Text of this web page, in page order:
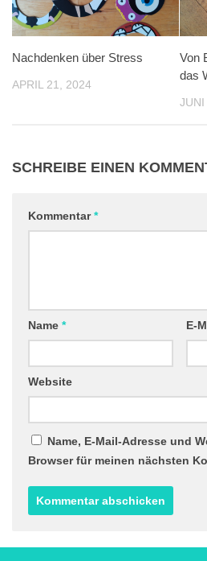
Nachdenken über Stress
APRIL 21, 2024
Von
das
SCHREIBE EINEN
Kommentar*
Name * E-
Website
Name, E-Mail-Adresse und
Browser für meinen nächsten